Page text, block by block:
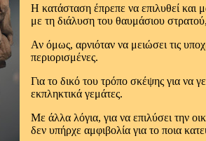
Η κατάσταση έπρεπε να επιλυθεί και
με τη διάλυση του θαυμάσιου
Αν όμως, αρνιόταν να μειώσει τις
περιορισμένες.
Για το δικό του τρόπο σκέψης για να
εκπληκτικά γεμάτες.
Με άλλα λόγια, για να επιλύσει την
δεν υπήρχε αμφιβολία για το ποια